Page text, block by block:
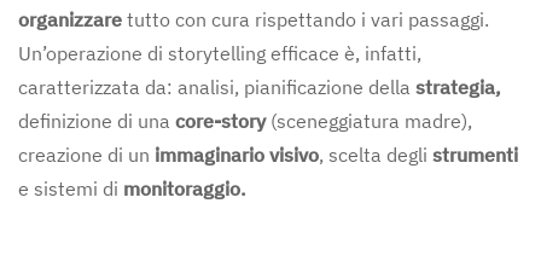
organizzare tutto con cura rispettando i vari passaggi.
Un’operazione di storytelling efficace è, infatti,
caratterizzata da: analisi, pianificazione della strategia,
definizione di una core-story(sceneggiatura madre),
creazione di un immaginario visivo, scelta degli strumenti
e sistemi di monitoraggio.